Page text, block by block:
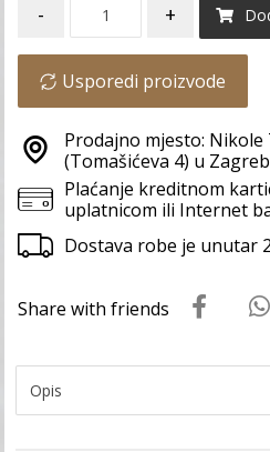
- +
Usporedi proizvode
Prodajno mjesto: Nikole
(Tomašićeva 4) u
Plaćanje kreditnom
uplatnicom ili Internet
Dostava robe je unutar